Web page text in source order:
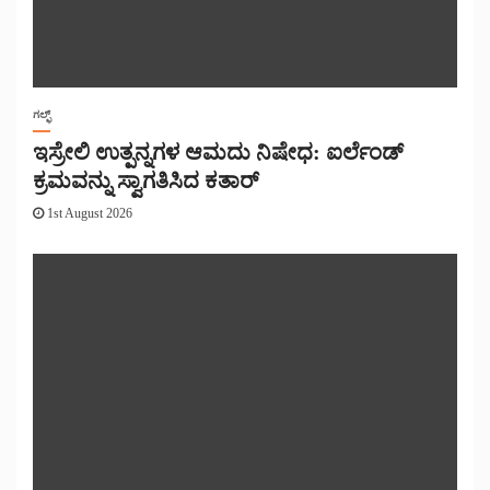
ಗಲ್ಫ್
ಇಸ್ರೇಲಿ ಉತ್ಪನ್ನಗಳ ಆಮದು ನಿಷೇಧ: ಐರ್ಲೆಂಡ್
ಕ್ರಮವನ್ನು ಸ್ವಾಗತಿಸಿದ ಕತಾರ್
1st August 2026